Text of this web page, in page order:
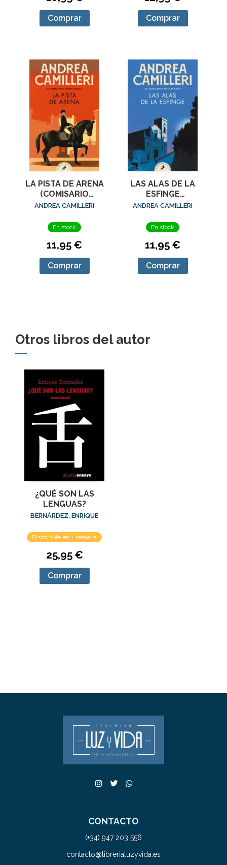
Comprar Comprar
LA PISTA DE ARENA
(COMISARIO
MONTALBANO 16)
ANDREA CAMILLERI
En stock
11,95 €
Comprar
LAS ALAS DE LA
ESFINGE
(COMISARIO
ANDREA CAMILLERI
En stock
11,95 €
Comprar
Otros libros del autor
¿QUÉ SON LAS
LENGUAS?
BERNÁRDEZ, ENRIQUE
Disponible en 1 semana
25,95 €
Comprar
CONTACTO
(+34) 947 203 556
contacto@librerialuzyvida.es